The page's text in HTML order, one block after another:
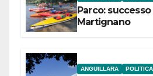
Parco:
Martignano
ANGUILLARA POLITICA